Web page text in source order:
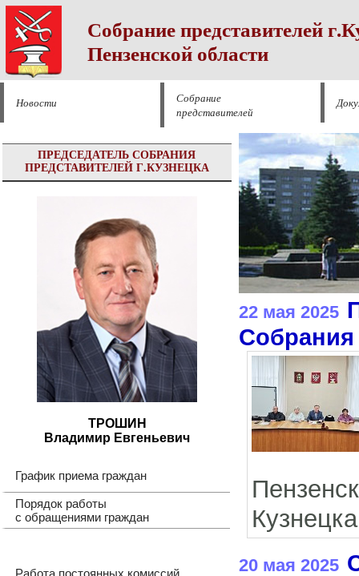
Собрание представителей
Пензенской области
Новости
Собрание
представителей
ПРЕДСЕДАТЕЛЬ СОБРАНИЯ
ПРЕДСТАВИТЕЛЕЙ Г.КУЗНЕЦКА
ТРОШИН
Владимир Евгеньевич
График приема граждан
Порядок работы
с обращениями граждан
Работа постоянных комиссий
22 мая 2025
Собрания
20 мая 2025